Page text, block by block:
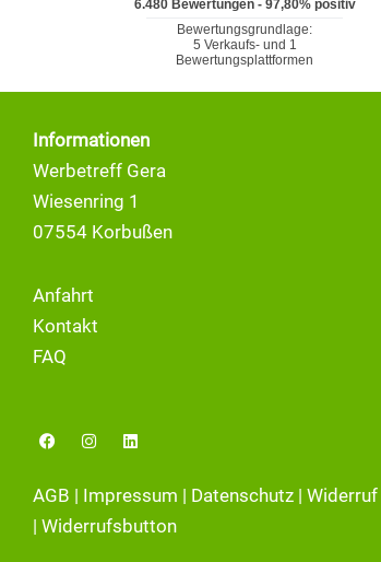
Informationen
Werbetreff Gera
Wiesenring 1
07554 Korbußen
Anfahrt
Kontakt
FAQ
F
a
b
o
o
I
n
a
r
L
i
e
i
AGB | Impressum | Datenschutz | Widerruf
| Widerrufsbutton